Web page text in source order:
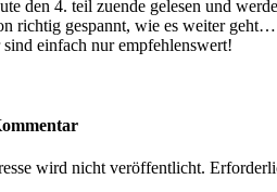
den 4. teil zuende gelesen und
richtig gespannt, wie es weiter geht…
einfach nur empfehlenswert!
wird nicht veröffentlicht.